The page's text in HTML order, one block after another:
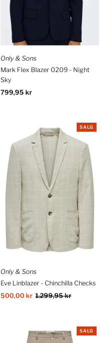
Only & Sons
Mark Flex Blazer 0209 - Night
Sky
Ordinær
799,95 kr
SALG
Only & Sons
Eve Linblazer - Chinchilla Checks
Salgspris
500,00 kr Ordinær
1.299,95 kr
SALG